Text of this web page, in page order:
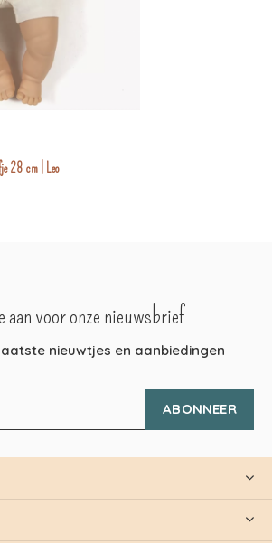
28 cm | Leo
aan voor onze nieuwsbrief
nieuwtjes en aanbiedingen
ABONNEER